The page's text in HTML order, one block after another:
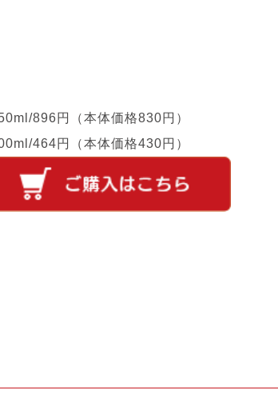
896円（本体価格830円）
464円（本体価格430円）